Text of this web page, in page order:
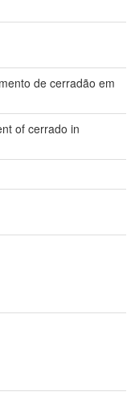
de cerradão em
of cerrado in